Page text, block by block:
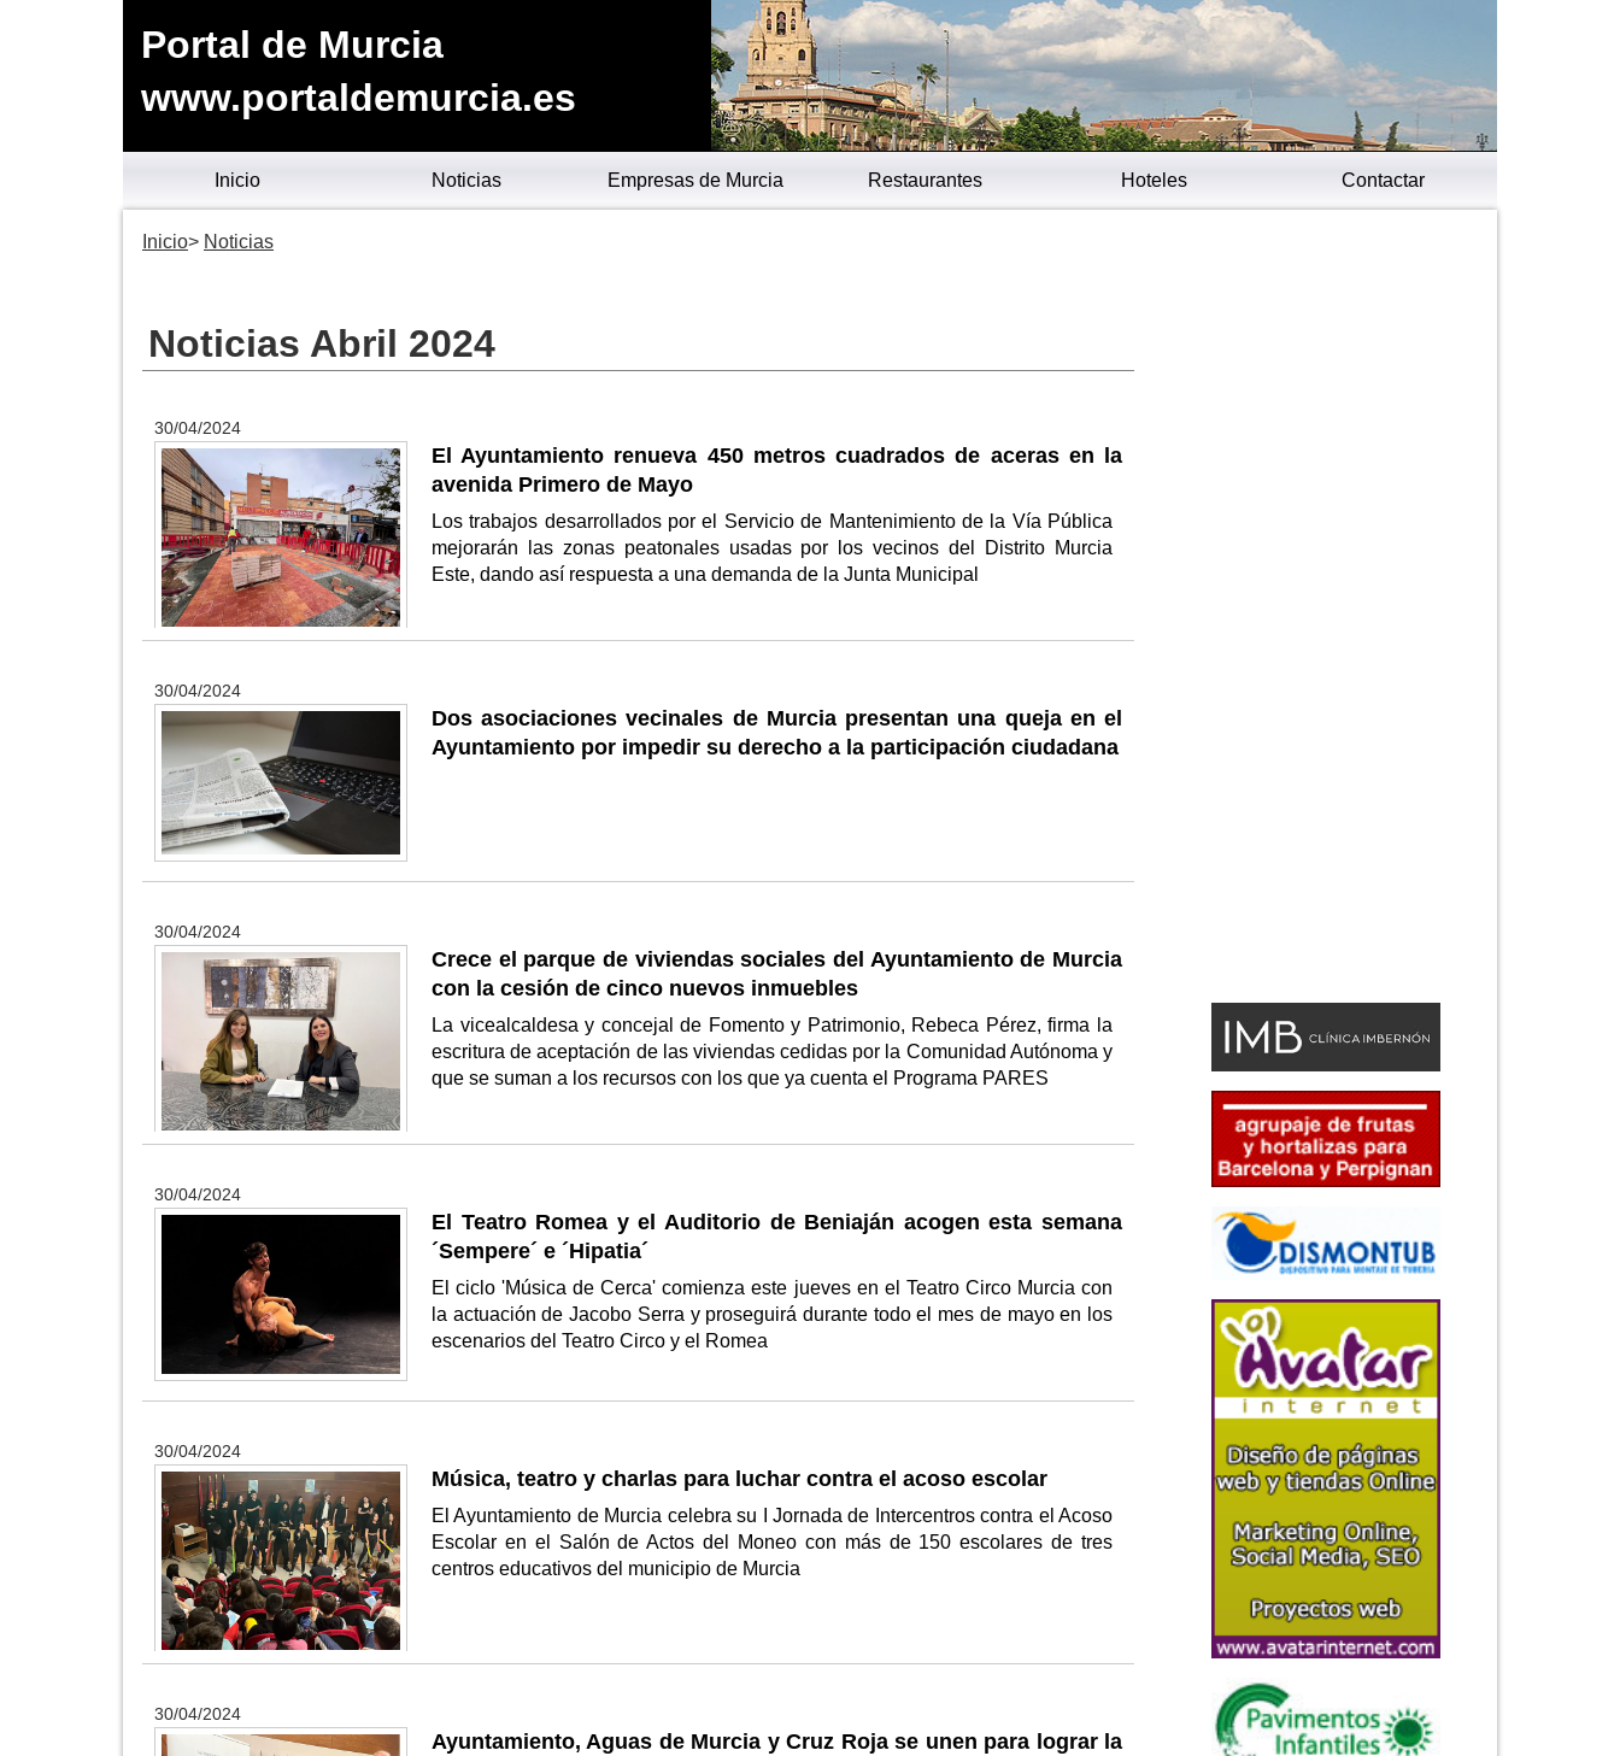
Portal de Murcia
www.portaldemurcia.es
Inicio Noticias Empresas de Murcia Restaurantes Hoteles Contactar
Inicio Noticias
Noticias Abril 2024
30/04/2024
El Ayuntamiento renueva 450 metros cuadrados de aceras en la
avenida Primero de Mayo
Los trabajos desarrollados por el Servicio de Mantenimiento de la Vía Pública
mejorarán las zonas peatonales usadas por los vecinos del Distrito Murcia
Este, dando así respuesta a una demanda de la Junta Municipal
30/04/2024
Dos asociaciones vecinales de Murcia presentan una queja en el
Ayuntamiento por impedir su derecho a la participación ciudadana
30/04/2024
Crece el parque de viviendas sociales del Ayuntamiento de Murcia
con la cesión de cinco nuevos inmuebles
La vicealcaldesa y concejal de Fomento y Patrimonio, Rebeca Pérez, firma la
escritura de aceptación de las viviendas cedidas por la Comunidad Autónoma y
que se suman a los recursos con los que ya cuenta el Programa PARES
30/04/2024
El Teatro Romea y el Auditorio de Beniaján acogen esta semana
´Sempere´ e ´Hipatia´
El ciclo 'Música de Cerca' comienza este jueves en el Teatro Circo Murcia con
la actuación de Jacobo Serra y proseguirá durante todo el mes de mayo en los
escenarios del Teatro Circo y el Romea
30/04/2024
Música, teatro y charlas para luchar contra el acoso escolar
El Ayuntamiento de Murcia celebra su I Jornada de Intercentros contra el Acoso
Escolar en el Salón de Actos del Moneo con más de 150 escolares de tres
centros educativos del municipio de Murcia
30/04/2024
Ayuntamiento, Aguas de Murcia y Cruz Roja se unen para lograr la